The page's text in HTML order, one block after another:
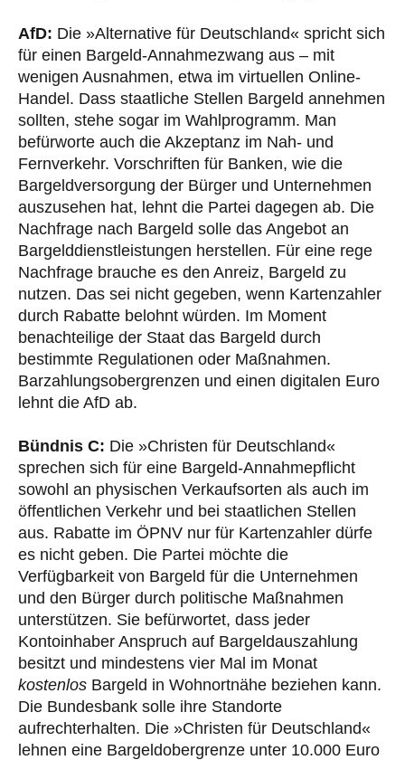
AfD: Die »Alternative für Deutschland« spricht sich
für einen Bargeld-Annahmezwang aus – mit
wenigen Ausnahmen, etwa im virtuellen Online-
Handel. Dass staatliche Stellen Bargeld annehmen
sollten, stehe sogar im Wahlprogramm. Man
befürworte auch die Akzeptanz im Nah- und
Fernverkehr. Vorschriften für Banken, wie die
Bargeldversorgung der Bürger und Unternehmen
auszusehen hat, lehnt die Partei dagegen ab. Die
Nachfrage nach Bargeld solle das Angebot an
Bargelddienstleistungen herstellen. Für eine rege
Nachfrage brauche es den Anreiz, Bargeld zu
nutzen. Das sei nicht gegeben, wenn Kartenzahler
durch Rabatte belohnt würden. Im Moment
benachteilige der Staat das Bargeld durch
bestimmte Regulationen oder Maßnahmen.
Barzahlungsobergrenzen und einen digitalen Euro
lehnt die AfD ab.
Bündnis C: Die »Christen für Deutschland«
sprechen sich für eine Bargeld-Annahmepflicht
sowohl an physischen Verkaufsorten als auch im
öffentlichen Verkehr und bei staatlichen Stellen
aus. Rabatte im ÖPNV nur für Kartenzahler dürfe
es nicht geben. Die Partei möchte die
Verfügbarkeit von Bargeld für die Unternehmen
und den Bürger durch politische Maßnahmen
unterstützen. Sie befürwortet, dass jeder
Kontoinhaber Anspruch auf Bargeldauszahlung
besitzt und mindestens vier Mal im Monat
kostenlos Bargeld in Wohnortnähe beziehen kann.
Die Bundesbank solle ihre Standorte
aufrechterhalten. Die »Christen für Deutschland«
lehnen eine Bargeldobergrenze unter 10.000 Euro